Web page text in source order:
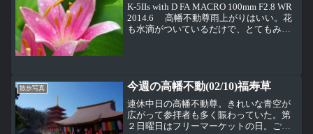
K-5IIs with D FA MACRO 100mm F2.8 WR
2014.6 高幡不動尊雨上がりはいい。花
も水滴がついているだけで、とてもみず
散歩写真 今週の高幡不動(02/10)福寿草
連休中日の高幡不動尊。きれいな青空が
広がって参拝者も多く賑わっていた。第
２日曜日はフリーマーケットの日。ござ